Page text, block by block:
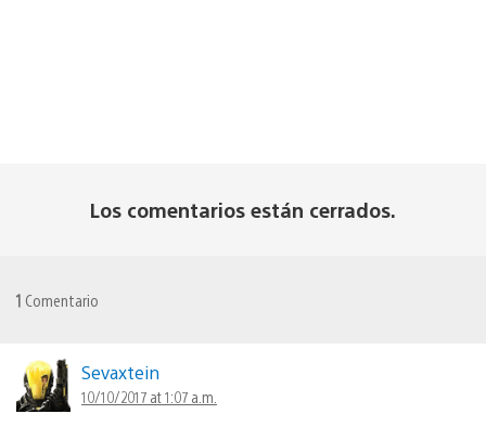
Los comentarios están cerrados.
1 Comentario
Sevaxtein
10/10/2017 at 1:07 a.m.